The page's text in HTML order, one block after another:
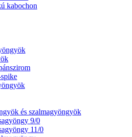
kabochon
és szalmagyöngyök
9/0
11/0